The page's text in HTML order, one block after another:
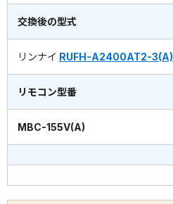
交換後の型式
リンナイ RUFH-A2400AT2-3(A)
リモコン型番
MBC-155V(A)